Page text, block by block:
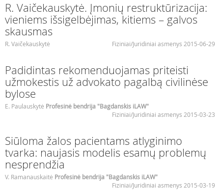
R. Vaičekauskytė. Įmonių restruktūrizacija:
vieniems išsigelbėjimas, kitiems – galvos
skausmas
R. Vaičekauskytė Fiziniai/Juridiniai asmenys 2015-06-29
Padidintas rekomenduojamas priteisti
užmokestis už advokato pagalbą civilinėse
bylose
E. Paulauskytė Profesinė bendrija "Bagdanskis iLAW"
Fiziniai/Juridiniai asmenys 2015-03-23
Siūloma žalos pacientams atlyginimo
tvarka: naujasis modelis esamų problemų
nesprendžia
V. Ramanauskaitė Profesinė bendrija "Bagdanskis iLAW"
Fiziniai/Juridiniai asmenys 2015-03-19